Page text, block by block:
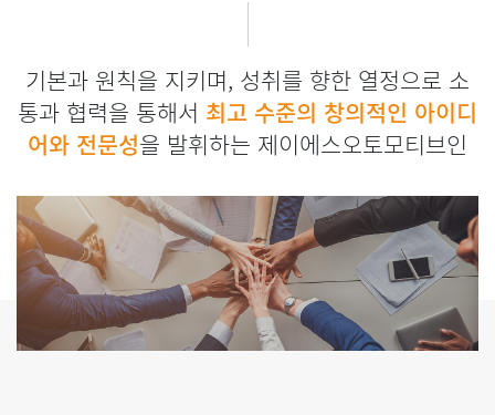
기본과 원칙을 지키며, 성취를 향한 열정으로 소
통과 협력을 통해서 최고 수준의 창의적인 아이디
어와 전문성을 발휘하는 제이에스오토모티브인